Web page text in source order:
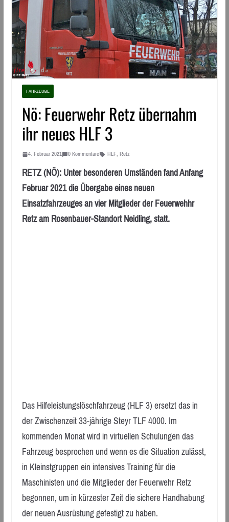
FAHRZEUGE
Nö: Feuerwehr Retz übernahm
ihr neues HLF 3
4. Februar 2021 0 Kommentare HLF, Retz
RETZ (NÖ): Unter besonderen Umständen fand Anfang
Februar 2021 die Übergabe eines neuen
Einsatzfahrzeuges an vier Mitglieder der Feuerwehhr
Retz am Rosenbauer-Standort Neidling, statt.
Das Hilfeleistungslöschfahrzeug (HLF 3) ersetzt das in
der Zwischenzeit 33-jährige Steyr TLF 4000. Im
kommenden Monat wird in virtuellen Schulungen das
Fahrzeug besprochen und wenn es die Situation zulässt,
in Kleinstgruppen ein intensives Training für die
Maschinisten und die Mitglieder der Feuerwehr Retz
begonnen, um in kürzester Zeit die sichere Handhabung
der neuen Ausrüstung gefestigt zu haben.